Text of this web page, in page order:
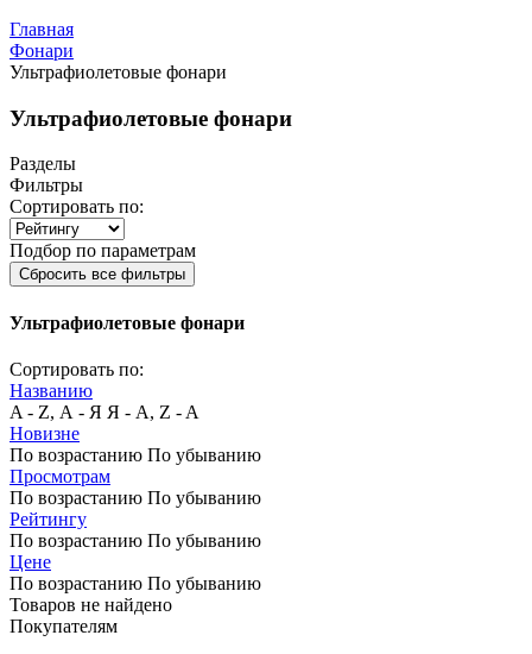
Главная
Фонари
Ультрафиолетовые фонари
Ультрафиолетовые фонари
Разделы
Фильтры
Сортировать по:
Подбор по параметрам
Сбросить все фильтры
Ультрафиолетовые фонари
Сортировать по:
Названию
A - Z, А - Я Я - А, Z - A
Новизне
По возрастанию По убыванию
Просмотрам
По возрастанию По убыванию
Рейтингу
По возрастанию По убыванию
Цене
По возрастанию По убыванию
Товаров не найдено
Покупателям